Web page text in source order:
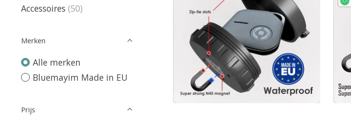
Accessoires (50)
Merken
Alle merken
Bluemayim Made in EU
Prijs